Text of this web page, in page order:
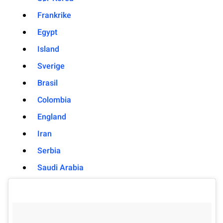
Frankrike
Egypt
Island
Sverige
Brasil
Colombia
England
Iran
Serbia
Saudi Arabia